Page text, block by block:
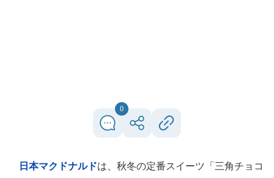
0
日本マクドナルドは、秋冬の定番スイーツ「三角チョコ